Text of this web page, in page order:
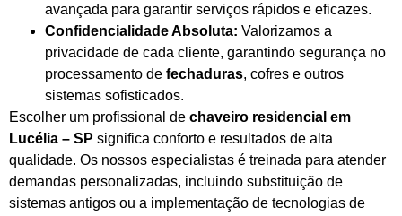
avançada para garantir serviços rápidos e eficazes.
Confidencialidade Absoluta: Valorizamos a
privacidade de cada cliente, garantindo segurança no
processamento de fechaduras, cofres e outros
sistemas sofisticados.
Escolher um profissional de chaveiro residencial em
Lucélia – SP significa conforto e resultados de alta
qualidade. Os nossos especialistas é treinada para atender
demandas personalizadas, incluindo substituição de
sistemas antigos ou a implementação de tecnologias de